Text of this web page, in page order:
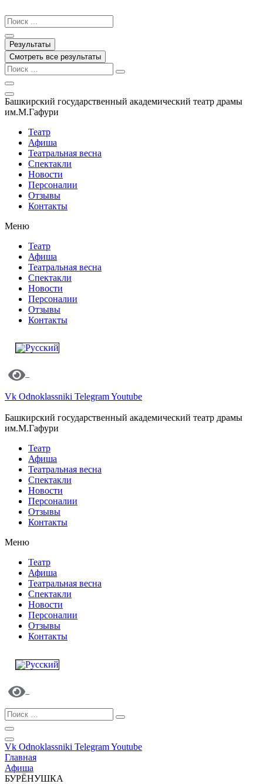
к
содержимому
Search
...
Результаты
Смотреть все результаты
Башкирский государственный академический театр драмы
им.М.Гафури
Театр
Афиша
Театральная весна
Спектакли
Новости
Персоналии
Отзывы
Контакты
Меню
Театр
Афиша
Театральная весна
Спектакли
Новости
Персоналии
Отзывы
Контакты
Vk Odnoklassniki TelegramYoutube
Башкирский государственный академический театр драмы
им.М.Гафури
Театр
Афиша
Театральная весна
Спектакли
Новости
Персоналии
Отзывы
Контакты
Меню
Театр
Афиша
Театральная весна
Спектакли
Новости
Персоналии
Отзывы
Контакты
Vk Odnoklassniki TelegramYoutube
Главная
Афиша
БУРЁНУШКА